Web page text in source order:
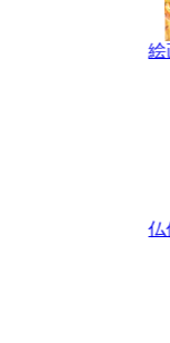
絵
仏